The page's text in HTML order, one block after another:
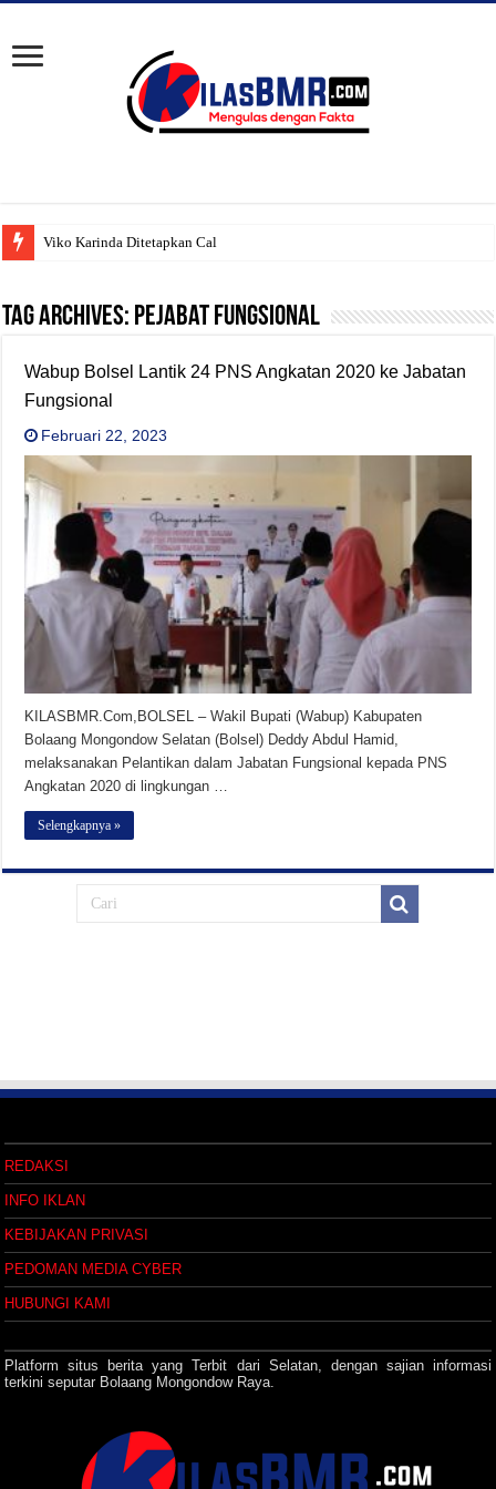
Viko Karinda Ditetapkan Calon T
Tag Archives: Pejabat Fungsional
Wabup Bolsel Lantik 24 PNS Angkatan 2020 ke Jabatan
Fungsional
Februari 22, 2023
KILASBMR.Com,BOLSEL – Wakil Bupati (Wabup) Kabupaten
Bolaang Mongondow Selatan (Bolsel) Deddy Abdul Hamid,
melaksanakan Pelantikan dalam Jabatan Fungsional kepada PNS
Angkatan 2020 di lingkungan …
Selengkapnya »
REDAKSI
INFO IKLAN
KEBIJAKAN PRIVASI
PEDOMAN MEDIA CYBER
HUBUNGI KAMI
Platform situs berita yang Terbit dari Selatan, dengan sajian informasi
terkini seputar Bolaang Mongondow Raya.